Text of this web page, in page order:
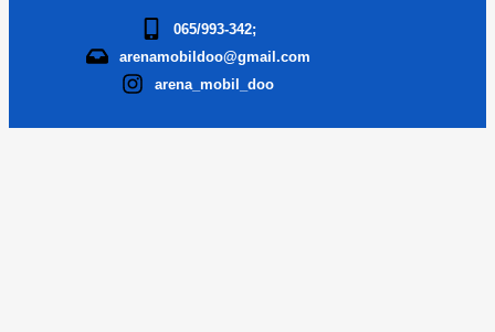
065/993-342;
arenamobildoo@gmail.com
arena_mobil_doo